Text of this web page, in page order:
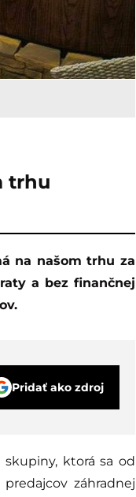
trhu
a bez finančnej
Pridať ako zdroj
ktorá sa od
záhradnej